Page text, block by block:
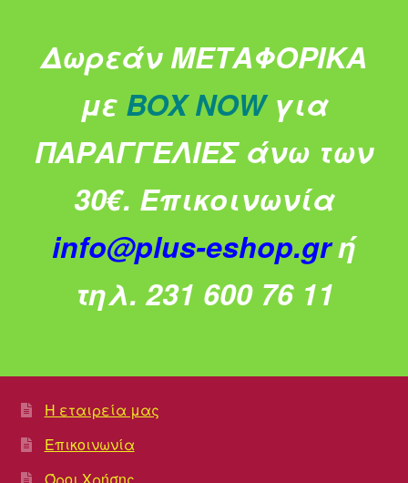
Δωρεάν ΜΕΤΑΦΟΡΙΚΑ
με BOX NOW για
ΠΑΡΑΓΓΕΛΙΕΣ άνω των
30€. Επικοινωνία
info@plus-eshop.grή
τηλ. 231 600 76 11
Η εταιρεία μας
Επικοινωνία
Όροι Χρήσης